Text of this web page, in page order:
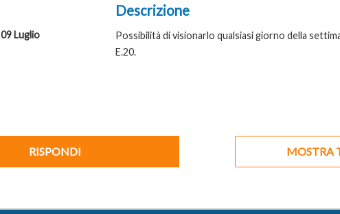
09 Luglio
Descrizione
Possibilità di visionarlo qualsiasi giorno della
E.20.
RISPONDI MOSTRA